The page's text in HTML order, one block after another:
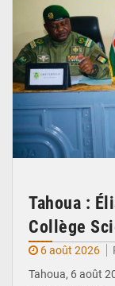
Tahoua :
Collège
6 août 2026
Tahoua, 6 août